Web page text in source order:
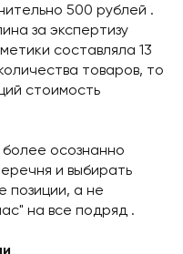
500 рублей .
за экспертизу
составляла 13
товаров, то
стоимость
осознанно
и выбирать
позиции, а не
на все подряд .